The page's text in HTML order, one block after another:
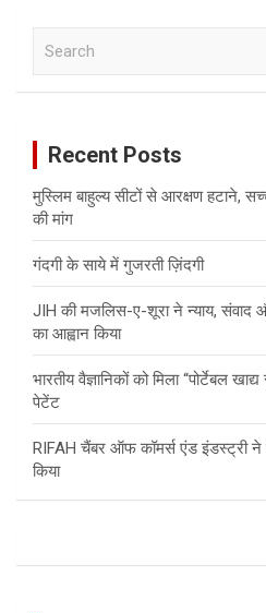
Recent Posts
मुस्लिम बाहुल्य सीटों से आरक्षण हटाने,
की मांग
गंदगी के साये में गुजरती ज़िंदगी
JIH की मजलिस-ए-शूरा ने न्याय, संवाद
का आह्वान किया
भारतीय वैज्ञानिकों को मिला “पोर्टेबल
पेटेंट
RIFAH चैंबर ऑफ कॉमर्स एंड इंडस्ट्री ने
किया